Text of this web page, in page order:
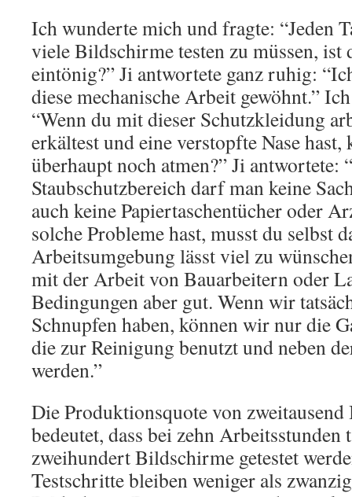
Ich wunderte mich und fragte: “Jeden
viele Bildschirme testen zu müssen, ist
eintönig?” Ji antwortete ganz ruhig:
diese mechanische Arbeit gewöhnt.”
“Wenn du mit dieser Schutzkleidung
erkältest und eine verstopfte Nase hast,
überhaupt noch atmen?” Ji antwortete:
Staubschutzbereich darf man keine
auch keine Papiertaschentücher oder
solche Probleme hast, musst du selbst
Arbeitsumgebung lässt viel zu
mit der Arbeit von Bauarbeitern oder
Bedingungen aber gut. Wenn wir
Schnupfen haben, können wir nur die
die zur Reinigung benutzt und neben
werden.”
Die Produktionsquote von
bedeutet, dass bei zehn Arbeitsstunden
zweihundert Bildschirme getestet
Testschritte bleiben weniger als